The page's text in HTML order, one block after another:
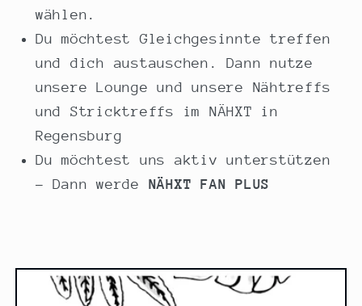
wählen.
Du möchtest Gleichgesinnte treffen
und dich austauschen. Dann nutze
unsere Lounge und unsere Nähtreffs
und Stricktreffs im NÄHXT in
Regensburg
Du möchtest uns aktiv unterstützen
- Dann werde NÄHXT FAN PLUS